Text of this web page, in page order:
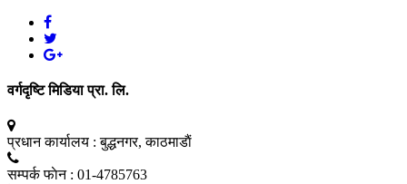
वर्गदृष्टि मिडिया प्रा. लि.
प्रधान कार्यालय : बुद्धनगर, काठमाडाैं
सम्पर्क फाेन : 01-4785763